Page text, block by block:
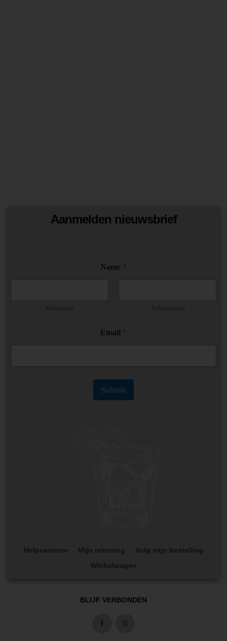
Aanmelden nieuwsbrief
Name
N
Email
Submit
Helpcentrum Mijn rekening
Volg mijn bestelling
Winkelwagen
BLIJF VERBONDEN